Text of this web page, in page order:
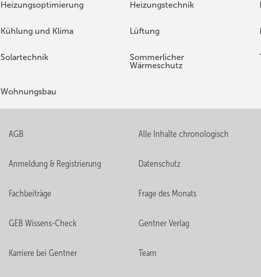
Heizungsoptimierung Heizungstechnik
Kühlung und Klima Lüftung
Solartechnik
Sommerlicher
Wärmeschutz
Wohnungsbau
AGB Alle Inhalte chronologisch
Anmeldung & Registrierung Datenschutz
Fachbeiträge Frage des Monats
GEB Wissens-Check Gentner Verlag
Karriere bei Gentner Team